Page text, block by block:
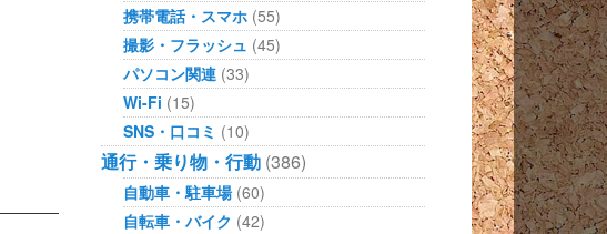
携帯電話・スマホ (55)
撮影・フラッシュ (45)
パソコン関連 (33)
Wi-Fi (15)
SNS・口コミ (10)
通行・乗り物・行動 (386)
自動車・駐車場(60)
自転車・バイク (42)